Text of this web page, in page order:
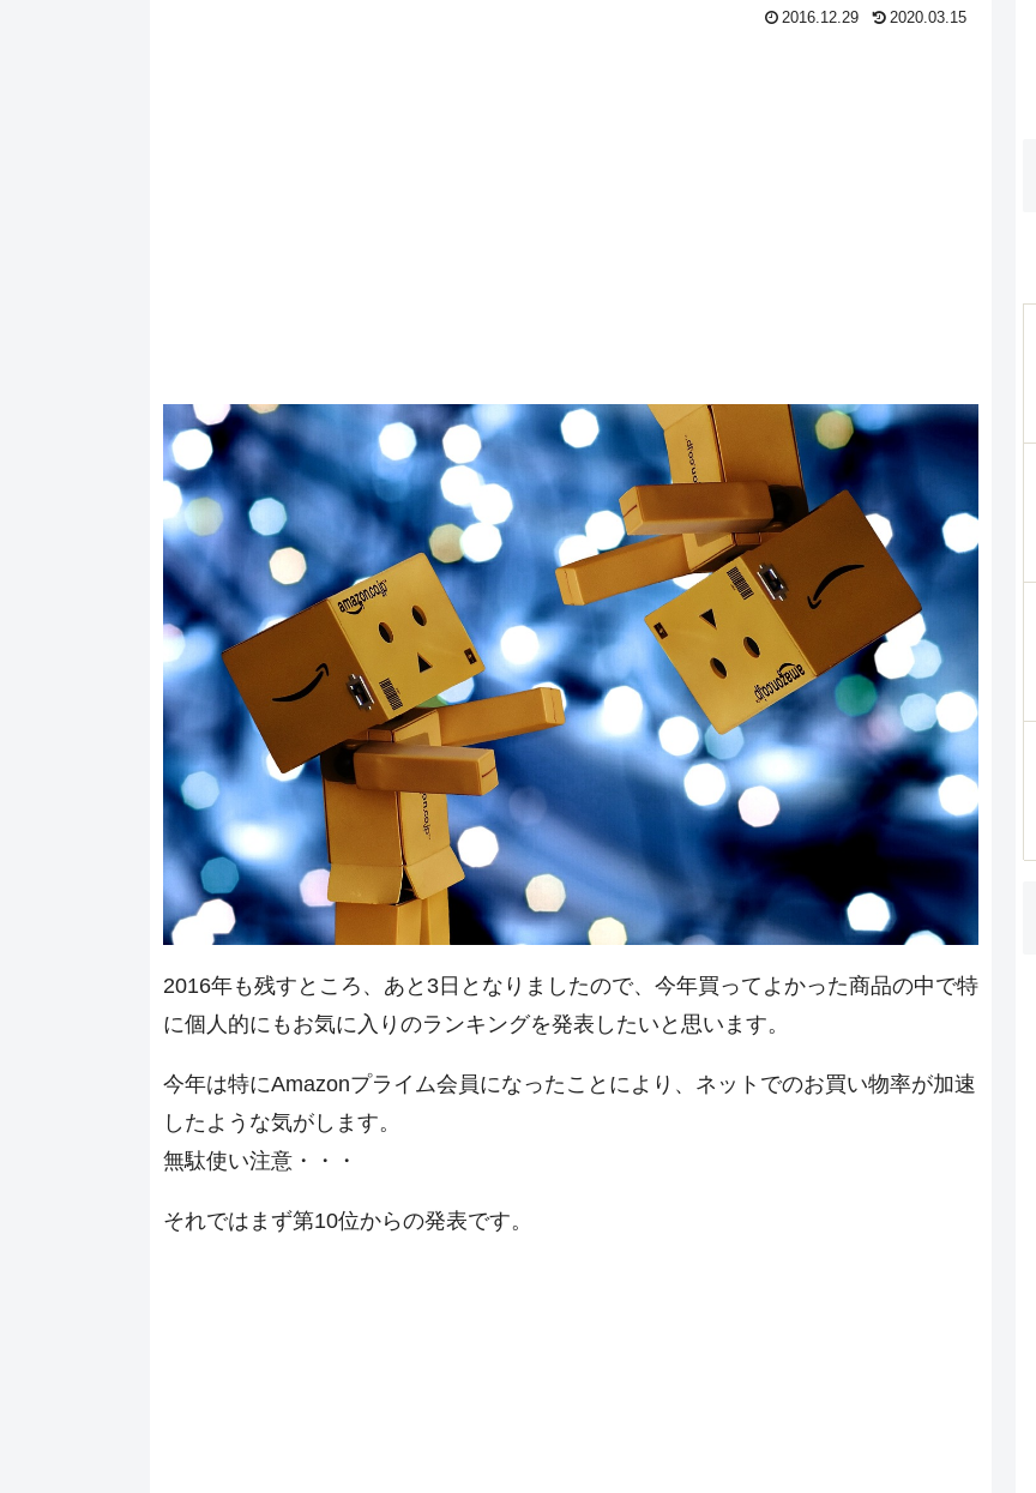
2016.12.29 2020.03.15
2016年も残すところ、あと3日となりましたので、今年買ってよかった商品の中で特
に個人的にもお気に入りのランキングを発表したいと思います。
今年は特にAmazonプライム会員になったことにより、ネットでのお買い物率が加速
したような気がします。
無駄使い注意・・・
それではまず第10位からの発表です。